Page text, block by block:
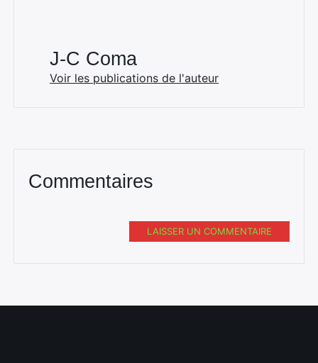
J-C Coma
Voir les publications de l'auteur
Commentaires
LAISSER UN COMMENTAIRE